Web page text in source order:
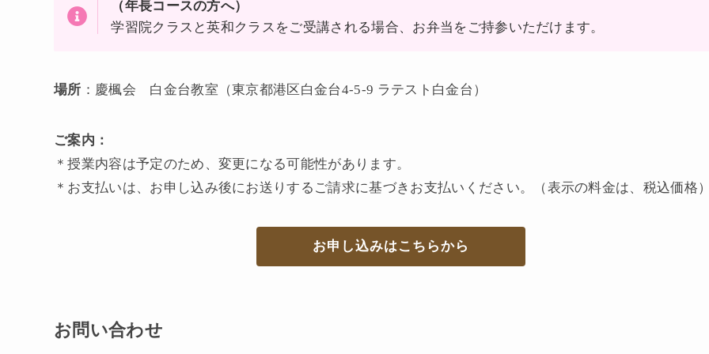
（年長コースの方へ）
学習院クラスと英和クラスをご受講される場合、お弁当をご持参いただけます。
場所 ：慶楓会 白金台教室（東京都港区白金台4-5-9 ラテスト白金台）
ご案内：
＊授業内容は予定のため、変更になる可能性があります。
＊お⽀払いは、お申し込み後にお送りするご請求に基づきお⽀払いください。（表⽰の料⾦は、税込価格
お申し込みはこちらから
お問い合わせ